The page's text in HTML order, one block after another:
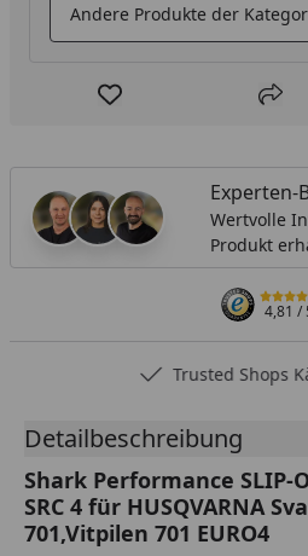
Andere Produkte der
Produkt zur Teilen
Experten-
Wertvolle
Produkt
4,81/
Trusted Shops
Detailbeschreibung
Shark Performance SLIP-
SRC 4 für HUSQVARNA
701,Vitpilen 701 EURO4